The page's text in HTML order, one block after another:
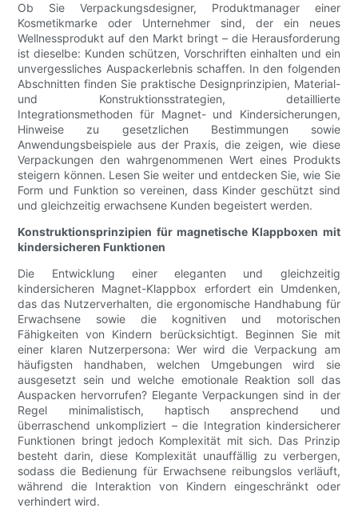
Ob Sie Verpackungsdesigner, Produktmanager einer
Kosmetikmarke oder Unternehmer sind, der ein neues
Wellnessprodukt auf den Markt bringt – die Herausforderung
ist dieselbe: Kunden schützen, Vorschriften einhalten und ein
unvergessliches Auspackerlebnis schaffen. In den folgenden
Abschnitten finden Sie praktische Designprinzipien, Material-
und Konstruktionsstrategien, detaillierte
Integrationsmethoden für Magnet- und Kindersicherungen,
Hinweise zu gesetzlichen Bestimmungen sowie
Anwendungsbeispiele aus der Praxis, die zeigen, wie diese
Verpackungen den wahrgenommenen Wert eines Produkts
steigern können. Lesen Sie weiter und entdecken Sie, wie Sie
Form und Funktion so vereinen, dass Kinder geschützt sind
und gleichzeitig erwachsene Kunden begeistert werden.
Konstruktionsprinzipien für magnetische Klappboxen mit
kindersicheren Funktionen
Die Entwicklung einer eleganten und gleichzeitig
kindersicheren Magnet-Klappbox erfordert ein Umdenken,
das das Nutzerverhalten, die ergonomische Handhabung für
Erwachsene sowie die kognitiven und motorischen
Fähigkeiten von Kindern berücksichtigt. Beginnen Sie mit
einer klaren Nutzerpersona: Wer wird die Verpackung am
häufigsten handhaben, welchen Umgebungen wird sie
ausgesetzt sein und welche emotionale Reaktion soll das
Auspacken hervorrufen? Elegante Verpackungen sind in der
Regel minimalistisch, haptisch ansprechend und
überraschend unkompliziert – die Integration kindersicherer
Funktionen bringt jedoch Komplexität mit sich. Das Prinzip
besteht darin, diese Komplexität unauffällig zu verbergen,
sodass die Bedienung für Erwachsene reibungslos verläuft,
während die Interaktion von Kindern eingeschränkt oder
verhindert wird.